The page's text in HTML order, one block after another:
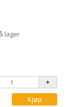
lager
Kjøp